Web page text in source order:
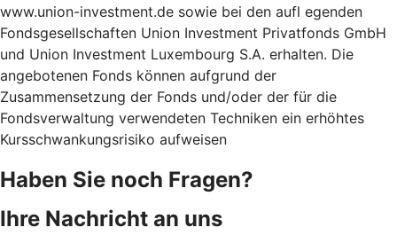
www.union-investment.de sowie bei den aufl egenden
Fondsgesellschaften Union Investment Privatfonds GmbH
und Union Investment Luxembourg S.A. erhalten. Die
angebotenen Fonds können aufgrund der
Zusammensetzung der Fonds und/oder der für die
Fondsverwaltung verwendeten Techniken ein erhöhtes
Kursschwankungsrisiko aufweisen
Haben Sie noch Fragen?
Ihre Nachricht an uns